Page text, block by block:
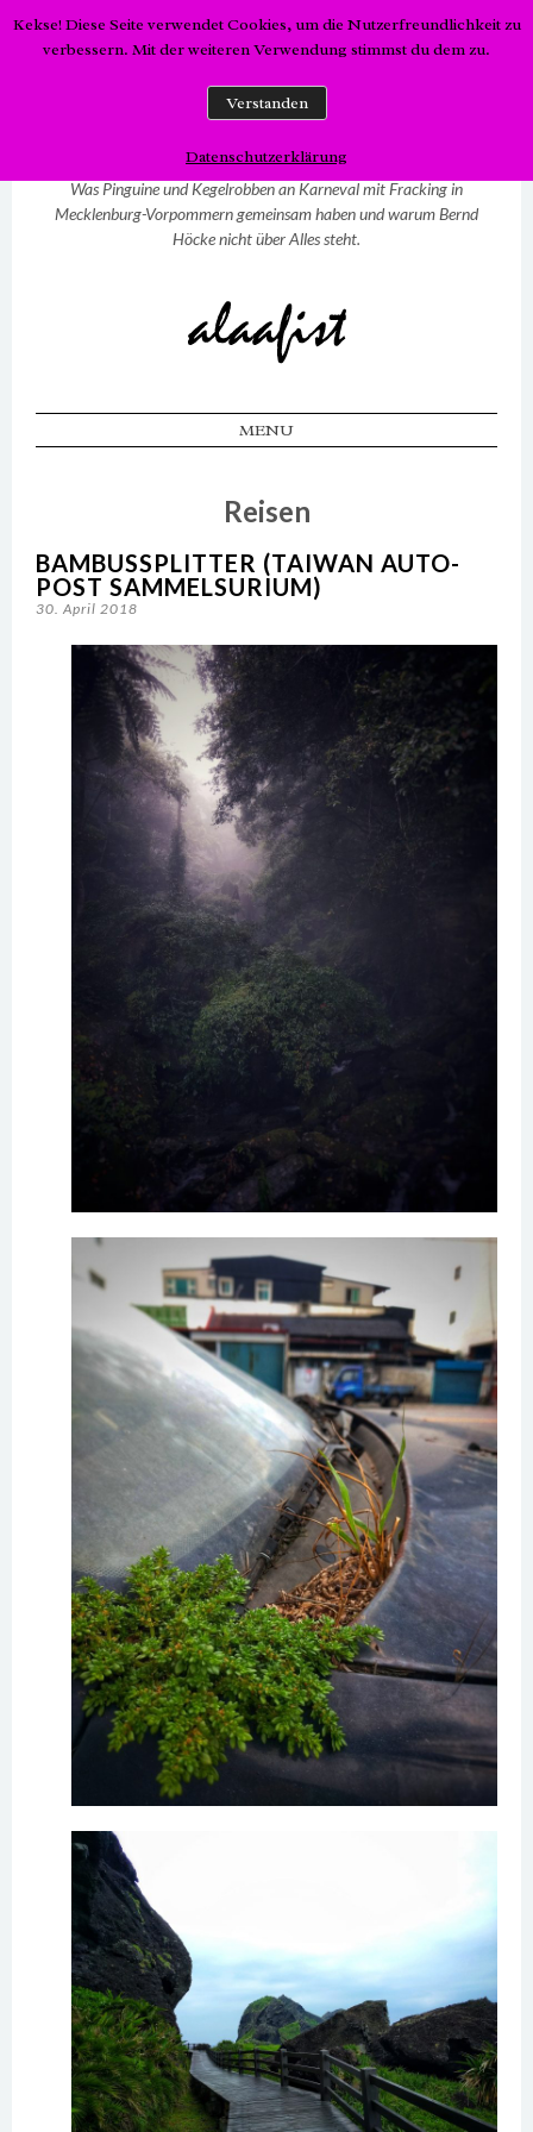
alaafist
Was Pinguine und Kegelrobben an Karneval mit Fracking in
Mecklenburg-Vorpommern gemeinsam haben und warum Bernd
Höcke nicht über Alles steht.
MENU
Reisen
BAMBUSSPLITTER (TAIWAN AUTO-
POST SAMMELSURIUM)
30. April 2018
Kekse! Diese Seite verwendet Cookies, um die Nutzerfreundlichkeit zu
verbessern. Mit der weiteren Verwendung stimmst du dem zu.
Verstanden
Datenschutzerklärung